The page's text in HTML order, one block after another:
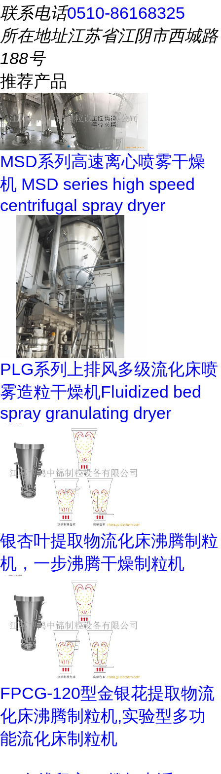
联系电话0510-86168325
所在地址江苏省江阴市西城路
188号
推荐产品
MSD系列高速离心喷雾干燥
机 MSD series high speed
centrifugal spray dryer
PLG系列上排风多级流化床喷
雾造粒干燥机Fluidized bed
spray granulating dryer
银杏叶提取物流化床沸腾制粒
机，一步沸腾干燥制粒机
FPCG-120型金银花提取物流
化床沸腾制粒机,实验型多功
能流化床制粒机